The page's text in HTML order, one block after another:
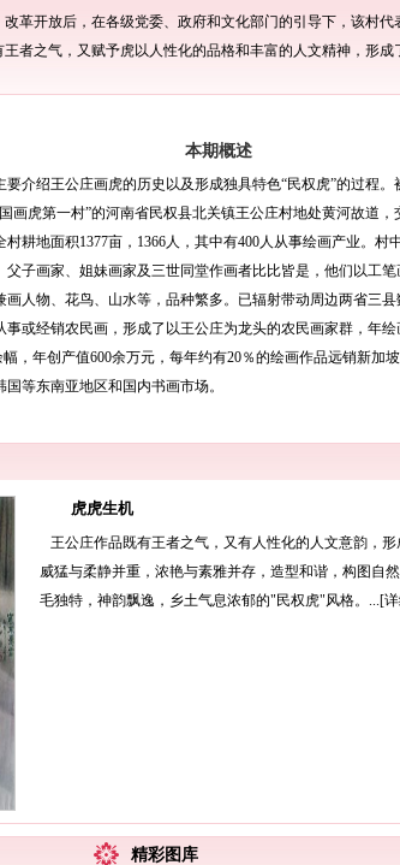
革开放后，在各级党委、政府和文化部门的引导下，该村
者之气，又赋予虎以人性化的品格和丰富的人文精神，形成
本期概述
要介绍王公庄画虎的历史以及形成独具特色“民权虎”的过程。
画虎第一村”的河南省民权县北关镇王公庄村地处黄河故道，
村耕地面积1377亩，1366人，其中有400人从事绘画产业。村
父子画家、姐妹画家及三世同堂作画者比比皆是，他们以工笔
画人物、花鸟、山水等，品种繁多。已辐射带动周边两省三县
事或经销农民画，形成了以王公庄为龙头的农民画家群，年绘
幅，年创产值600余万元，每年约有20％的绘画作品远销新加坡
国等东南亚地区和国内书画市场。
虎虎生机
王公庄作品既有王者之气，又有人性化的人文意韵，形
威猛与柔静并重，浓艳与素雅并存，造型和谐，构图自
毛独特，神韵飘逸，乡土气息浓郁的"民权虎"风格。...[
精彩图库